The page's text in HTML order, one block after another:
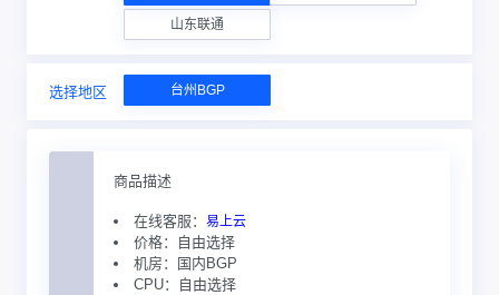
山东联通
选择地区 台州BGP
商品描述
在线客服： 易上云
价格：自由选择
机房：国内BGP
CPU：自由选择